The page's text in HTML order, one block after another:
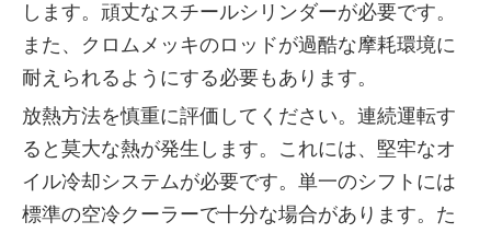
します。頑丈なスチールシリンダーが必要です。
また、クロムメッキのロッドが過酷な摩耗環境に
耐えられるようにする必要もあります。
放熱方法を慎重に評価してください。連続運転す
ると莫大な熱が発生します。これには、堅牢なオ
イル冷却システムが必要です。単一のシフトには
標準の空冷クーラーで十分な場合があります。た